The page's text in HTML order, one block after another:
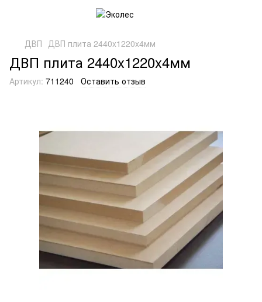
ДВП ДВП плита 2440x1220x4мм
ДВП плита 2440x1220x4мм
Артикул: 711240 Оставить отзыв